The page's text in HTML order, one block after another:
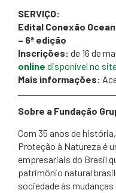
SERVIÇO:
Edital Conexão
– 6ª edição
Inscrições: de 16 de
online disponível no
Mais informações:
Sobre a Fundação
Com 35 anos de
Proteção à Natureza é
empresariais do Brasil
patrimônio natural
sociedade às